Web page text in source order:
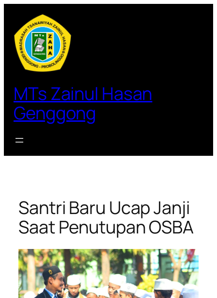
konten
MTs Zainul Hasan
Genggong
Santri Baru Ucap Janji
Saat Penutupan OSBA